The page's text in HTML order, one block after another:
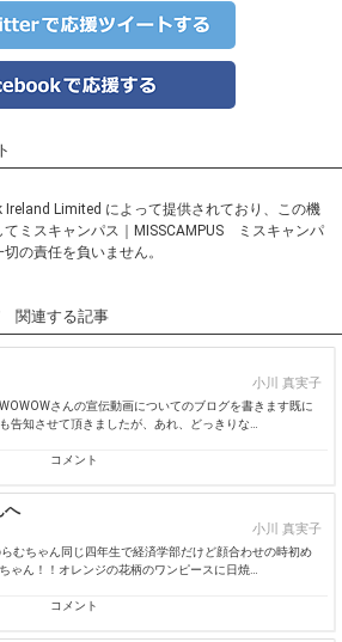
Ireland Limited によって提供されており、この機
ミスキャンパス｜MISSCAMPUS ミスキャンパ
の責任を負いません。
連する記事
小川 真実子
さんの宣伝動画についてのブログを書きます既に
告知させて頂きましたが、あれ、どっきりな…
コメント
へ
小川 真実子
むちゃん同じ四年生で経済学部だけど顔合わせの時初め
ゃん！！オレンジの花柄のワンピースに日焼…
コメント